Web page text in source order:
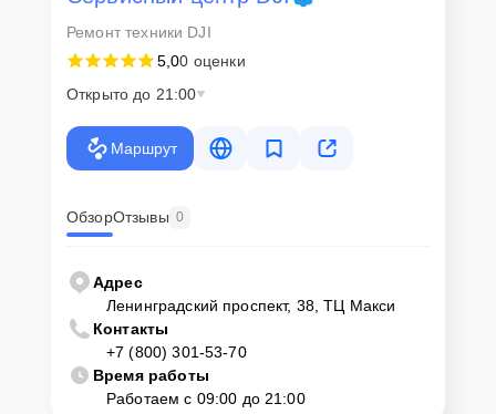
Ремонт техники DJI
5,00 оценки
Открыто до 21:00
Маршрут
ОбзорОтзывы 0
Адрес
Ленинградский проспект, 38, ТЦ Макси
Контакты
+7 (800) 301-53-70
Время работы
Работаем с 09:00 до 21:00